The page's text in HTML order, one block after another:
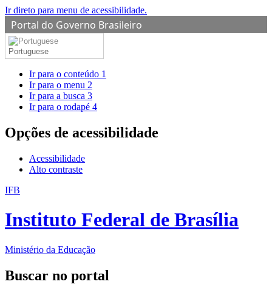
Ir direto para menu de acessibilidade.
Portal do Governo Brasileiro
Portuguese
Ir para o conteúdo 1
Ir para o menu 2
Ir para a busca 3
Ir para o rodapé 4
Opções de acessibilidade
Acessibilidade
Alto contraste
IFB
Instituto Federal de Brasília
Ministério da Educação
Buscar no portal